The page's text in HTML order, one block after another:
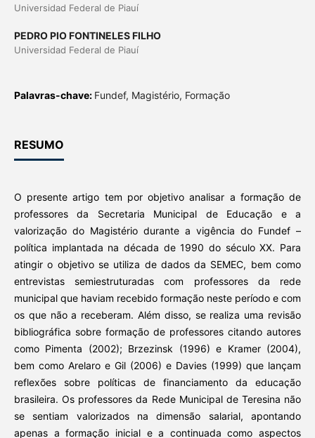
Universidad Federal de Piauí
PEDRO PIO FONTINELES FILHO
Universidad Federal de Piauí
Palavras-chave: Fundef, Magistério, Formação
RESUMO
O presente artigo tem por objetivo analisar a formação de
professores da Secretaria Municipal de Educação e a
valorização do Magistério durante a vigência do Fundef –
política implantada na década de 1990 do século XX. Para
atingir o objetivo se utiliza de dados da SEMEC, bem como
entrevistas semiestruturadas com professores da rede
municipal que haviam recebido formação neste período e com
os que não a receberam. Além disso, se realiza uma revisão
bibliográfica sobre formação de professores citando autores
como Pimenta (2002); Brzezinsk (1996) e Kramer (2004),
bem como Arelaro e Gil (2006) e Davies (1999) que lançam
reflexões sobre políticas de financiamento da educação
brasileira. Os professores da Rede Municipal de Teresina não
se sentiam valorizados na dimensão salarial, apontando
apenas a formação inicial e a continuada como aspectos